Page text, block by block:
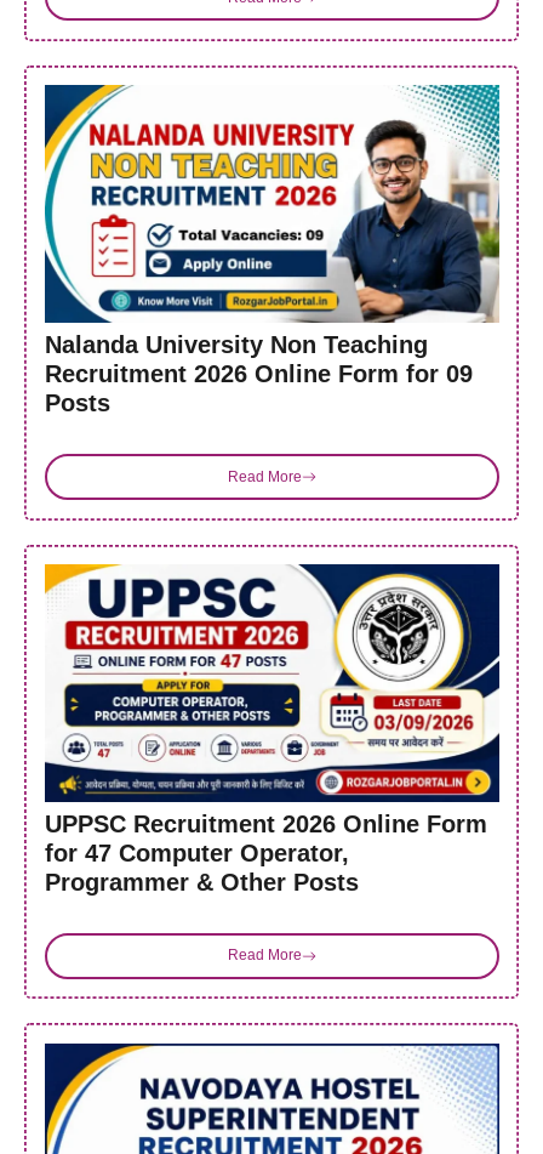
Nalanda University Non Teaching
Recruitment 2026 Online Form for 09
Posts
Read More
UPPSC Recruitment 2026 Online Form
for 47 Computer Operator,
Programmer & Other Posts
Read More